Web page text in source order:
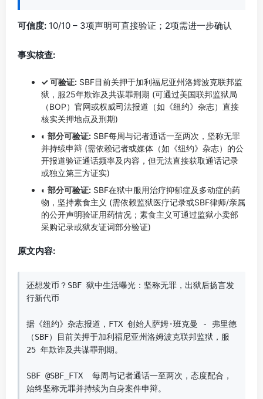
可信度: 10/10 – 3项声明可直接验证；2项需进一步确认
事实核查:
✓ 可验证: SBF目前关押于加利福尼亚州洛姆波克联邦监
狱，服25年欺诈及共谋罪刑期 (可通过美国联邦监狱局
（BOP）官网或权威司法报道（如《纽约》杂志）直接
核实关押地点及刑期)
◐ 部分可验证: SBF每周与记者通话一至两次，坚称无罪
并持续申辩 (需依赖记者或媒体（如《纽约》杂志）的公
开报道验证通话频率及内容，但无法直接获取通话记录
或独立第三方证实)
◐ 部分可验证: SBF在狱中服用治疗抑郁症及多动症的药
物，坚持素食主义 (需依赖监狱医疗记录或SBF律师/亲属
的公开声明验证用药情况；素食主义可通过监狱小卖部
采购记录或狱友证词部分验证)
原文内容:
还想发币？SBF 狱中生活曝光：坚称无罪，出狱后扬言发
行新代币
据《纽约》杂志报道，FTX 创始人萨姆·班克曼 - 弗里德
（SBF）目前关押于加利福尼亚州洛姆波克联邦监狱，服
25 年欺诈及共谋罪刑期。
SBF @SBF_FTX  每周与记者通话一至两次，态度配合，
始终坚称无罪并持续为自身案件申辩。